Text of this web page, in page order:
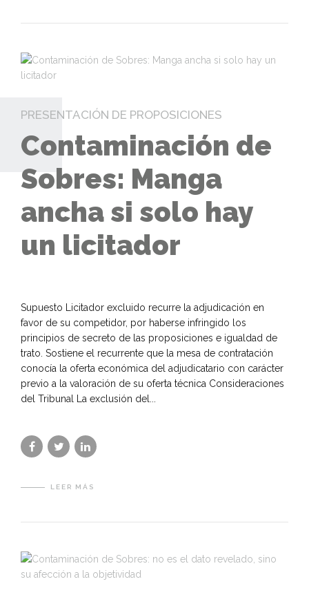
PRESENTACIÓN DE PROPOSICIONES
Contaminación de
Sobres: Manga
ancha si solo hay
un licitador
Supuesto Licitador excluido recurre la adjudicación en
favor de su competidor, por haberse infringido los
principios de secreto de las proposiciones e igualdad de
trato. Sostiene el recurrente que la mesa de contratación
conocía la oferta económica del adjudicatario con carácter
previo a la valoración de su oferta técnica Consideraciones
del Tribunal La exclusión del...
LEER MÁS